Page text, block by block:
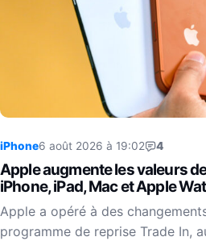
iPhone6 août 2026 à 19:02 4
Apple augmente les valeurs
iPhone, iPad, Mac et Apple
Apple a opéré à des
programme de reprise Trade In,